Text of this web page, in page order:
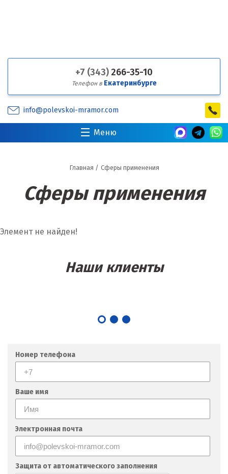
+7 (343) 266-35-10
Телефон в Екатеринбурге
info@polevskoi-mramor.com
Меню
Главная / Сферы применения
Сферы применения
Элемент не найден!
Наши клиенты
Номер телефона
Ваше имя
Электронная почта
Защита от автоматического заполнения